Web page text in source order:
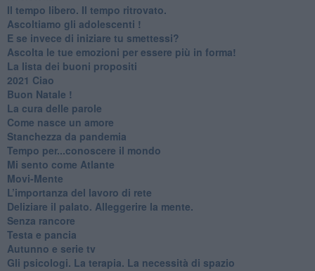
​Il tempo libero. Il tempo ritrovato.
Ascoltiamo gli adolescenti !
​E se invece di iniziare tu smettessi?
​Ascolta le tue emozioni per essere più in forma!
​La lista dei buoni propositi
2021 Ciao
Buon Natale !
​La cura delle parole
​Come nasce un amore
Stanchezza da pandemia
​Tempo per...conoscere il mondo
​Mi sento come Atlante
​Movi-Mente
​L’importanza del lavoro di rete
​Deliziare il palato. Alleggerire la mente.
​Senza rancore
​Testa e pancia
​Autunno e serie tv
​Gli psicologi. La terapia. La necessità di spazio